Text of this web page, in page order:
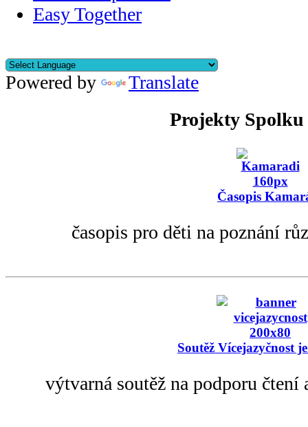
Easy Together
Powered by
Translate
Projekty Spolku
Časopis
časopis pro děti na poznání
Soutěž Vícejazyčnost
výtvarná soutěž na podporu